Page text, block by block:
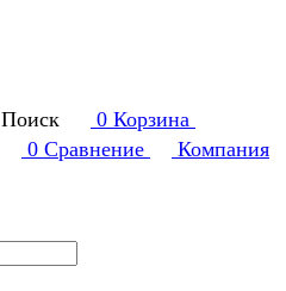
Поиск 0 Корзина
0 Сравнение
Компания